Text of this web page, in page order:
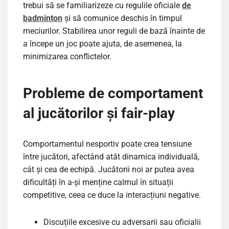
trebui să se familiarizeze cu regulile oficiale de
badminton și să comunice deschis în timpul
meciurilor. Stabilirea unor reguli de bază înainte de
a începe un joc poate ajuta, de asemenea, la
minimizarea conflictelor.
Probleme de comportament
al jucătorilor și fair-play
Comportamentul nesportiv poate crea tensiune
între jucători, afectând atât dinamica individuală,
cât și cea de echipă. Jucătorii noi ar putea avea
dificultăți în a-și menține calmul în situații
competitive, ceea ce duce la interacțiuni negative.
Discuțiile excesive cu adversarii sau oficialii